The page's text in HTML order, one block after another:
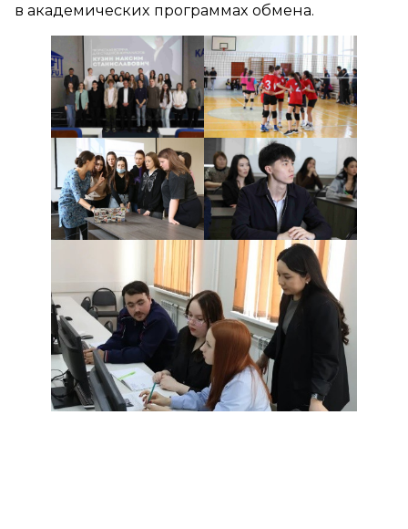
в академических программах обмена.